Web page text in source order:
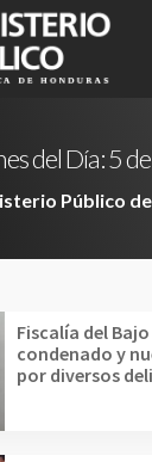
del Día:5
Público
Fiscalía del
condenado y
por diversos